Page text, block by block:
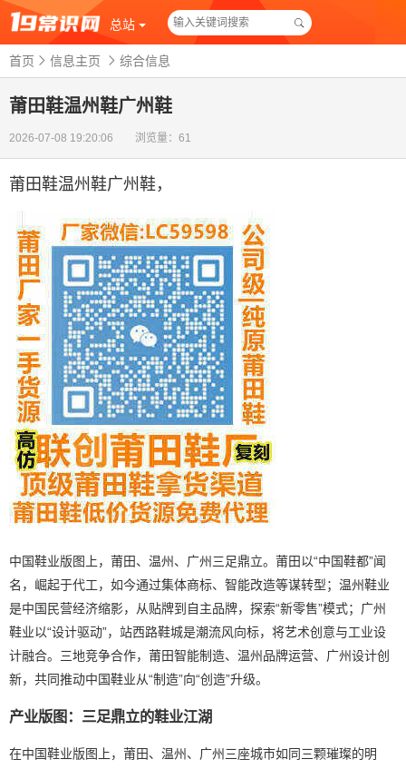
总站
首页 信息主页 综合信息
莆田鞋温州鞋广州鞋
2026-07-08 19:20:06 浏览量：61
莆田鞋温州鞋广州鞋 ，
中国鞋业版图上，莆田、温州、广州三足鼎立。莆田以“中国鞋都”闻
名，崛起于代工，如今通过集体商标、智能改造等谋转型；温州鞋业
是中国民营经济缩影，从贴牌到自主品牌，探索“新零售”模式；广州
鞋业以“设计驱动”，站西路鞋城是潮流风向标，将艺术创意与工业设
计融合。三地竞争合作，莆田智能制造、温州品牌运营、广州设计创
新，共同推动中国鞋业从“制造”向“创造”升级。
产业版图：三足鼎立的鞋业江湖
在中国鞋业版图上，莆田、温州、广州三座城市如同三颗璀璨的明